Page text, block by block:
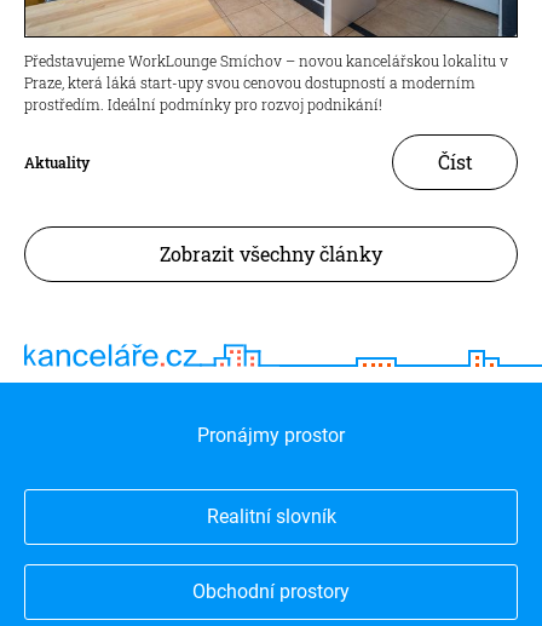
Představujeme WorkLounge Smíchov – novou kancelářskou lokalitu v
Praze, která láká start-upy svou cenovou dostupností a moderním
prostředím. Ideální podmínky pro rozvoj podnikání!
Aktuality Číst
Zobrazit všechny články
Pronájmy prostor
Realitní slovník
Obchodní prostory